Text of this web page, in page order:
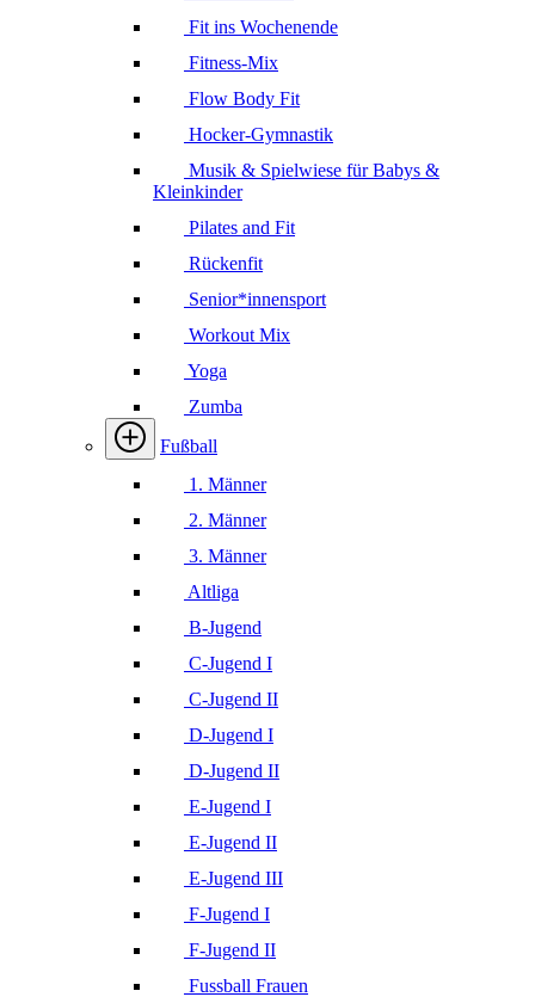
Fit ins Wochenende
Fitness-Mix
Flow Body Fit
Hocker-Gymnastik
Musik & Spielwiese für Babys &
Kleinkinder
Pilates and Fit
Rückenfit
Senior*innensport
Workout Mix
Yoga
Zumba
Fußball
1. Männer
2. Männer
3. Männer
Altliga
B-Jugend
C-Jugend I
C-Jugend II
D-Jugend I
D-Jugend II
E-Jugend I
E-Jugend II
E-Jugend III
F-Jugend I
F-Jugend II
Fussball Frauen